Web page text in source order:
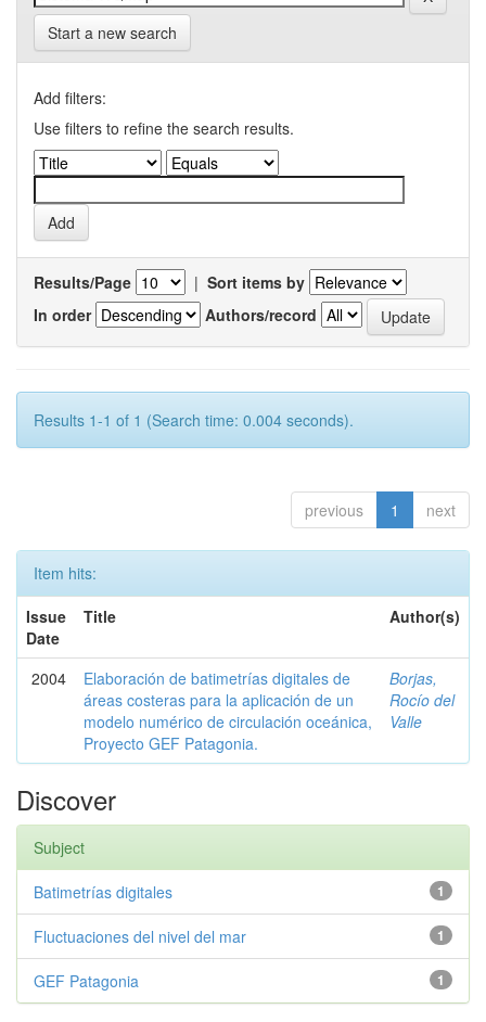
Start a new search
Add filters:
Use filters to refine the search results.
Results/Page | Sort items by
In order
Authors/record
Results 1-1 of 1 (Search time: 0.004 seconds).
previous 1 next
Item hits:
Issue
Date
Title Author(s)
2004
Elaboración de batimetrías digitales de
áreas costeras para la aplicación de un
modelo numérico de circulación oceánica,
Proyecto GEF Patagonia.
Borjas,
Rocío del
Valle
Discover
Subject
1
Batimetrías digitales
1
Fluctuaciones del nivel del mar
1
GEF Patagonia